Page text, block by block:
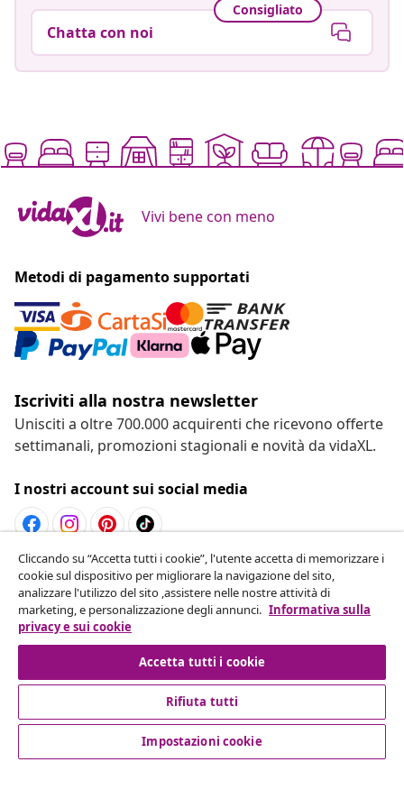
Consigliato
Chatta con noi
Vivi bene con meno
Metodi di pagamento supportati
Iscriviti alla nostra newsletter
Unisciti a oltre 700.000 acquirenti che ricevono offerte
settimanali, promozioni stagionali e novità da vidaXL.
I nostri account sui social media
Recesso dal contratto
Invia una richiesta di recesso per il tuo ordine.
Recesso dal contratto
Servizio clienti
Cliccando su “Accetta tutti i cookie”, l'utente accetta di memorizzare i
cookie sul dispositivo per migliorare la navigazione del sito,
analizzare l'utilizzo del sito ,assistere nelle nostre attività di
marketing, e personalizzazione degli annunci. Informativa sulla
privacy e sui cookie
Accetta tutti i cookie
Rifiuta tutti
Impostazioni cookie